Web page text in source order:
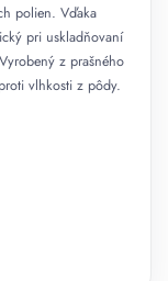
polien. Vďaka
pri uskladňovaní
z prašného
vlhkosti z pôdy.